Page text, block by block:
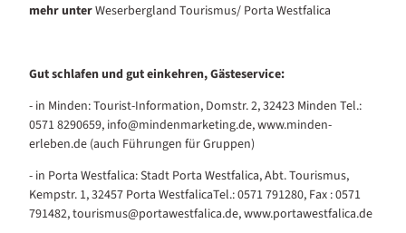
mehr unterWeserbergland Tourismus/ Porta Westfalica
Gut schlafen und gut einkehren, Gästeservice:
- in Minden: Tourist-Information, Domstr. 2, 32423 Minden Tel.:
0571 8290659, info@mindenmarketing.de, www.minden-
erleben.de (auch Führungen für Gruppen)
- in Porta Westfalica: Stadt Porta Westfalica, Abt. Tourismus,
Kempstr. 1, 32457 Porta WestfalicaTel.: 0571 791280, Fax : 0571
791482, tourismus@portawestfalica.de, www.portawestfalica.de